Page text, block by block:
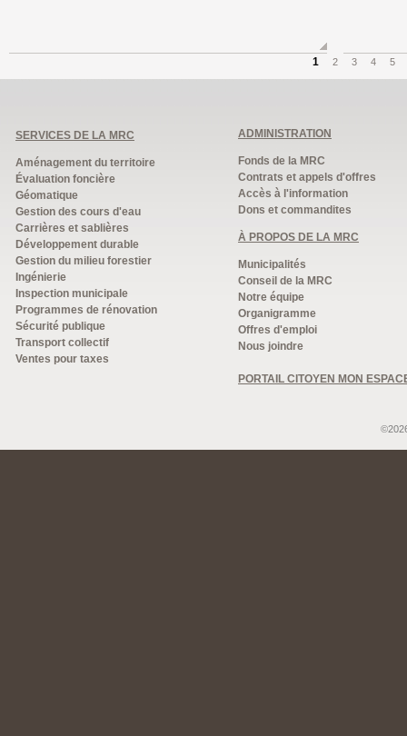
1 2 3 4 5
SERVICES DE LA MRC
Aménagement du territoire
Évaluation foncière
Géomatique
Gestion des cours d'eau
Carrières et sablières
Développement durable
Gestion du milieu forestier
Ingénierie
Inspection municipale
Programmes de rénovation
Sécurité publique
Transport collectif
Ventes pour taxes
ADMINISTRATION
Fonds de la MRC
Contrats et appels d'offres
Accès à l'information
Dons et commandites
À PROPOS DE LA MRC
Municipalités
Conseil de la MRC
Notre équipe
Organigramme
Offres d'emploi
Nous joindre
PORTAIL CITOYEN MON